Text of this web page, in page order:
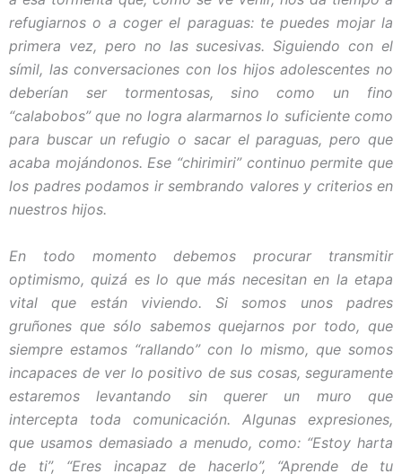
refugiarnos o a coger el paraguas: te puedes mojar la
primera vez, pero no las sucesivas. Siguiendo con el
símil, las conversaciones con los hijos adolescentes no
deberían ser tormentosas, sino como un fino
“calabobos” que no logra alarmarnos lo suficiente como
para buscar un refugio o sacar el paraguas, pero que
acaba mojándonos. Ese “chirimiri” continuo permite que
los padres podamos ir sembrando valores y criterios en
nuestros hijos.
En todo momento debemos procurar transmitir
optimismo, quizá es lo que más necesitan en la etapa
vital que están viviendo. Si somos unos padres
gruñones que sólo sabemos quejarnos por todo, que
siempre estamos “rallando” con lo mismo, que somos
incapaces de ver lo positivo de sus cosas, seguramente
estaremos levantando sin querer un muro que
intercepta toda comunicación. Algunas expresiones,
que usamos demasiado a menudo, como: “Estoy harta
de ti”, “Eres incapaz de hacerlo”, “Aprende de tu